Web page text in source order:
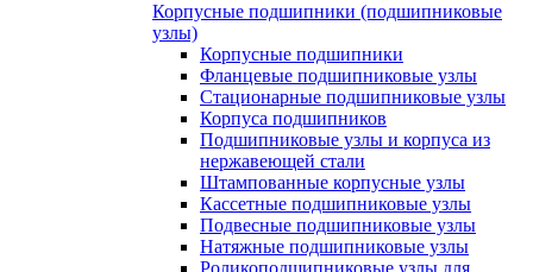
Корпусные подшипники (подшипниковые
узлы)
Корпусные подшипники
Фланцевые подшипниковые узлы
Стационарные подшипниковые узлы
Корпуса подшипников
Подшипниковые узлы и корпуса из
нержавеющей стали
Штампованные корпусные узлы
Кассетные подшипниковые узлы
Подвесные подшипниковые узлы
Натяжные подшипниковые узлы
Роликоподшипниковые узлы для